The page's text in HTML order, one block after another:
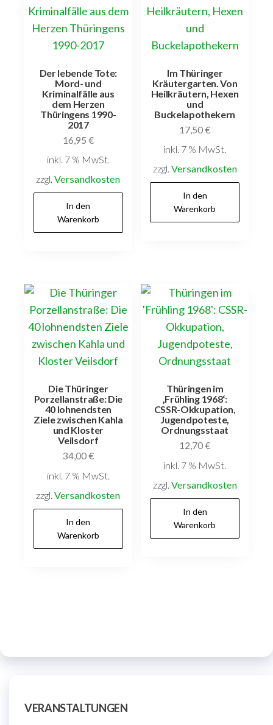
Der lebende Tote:
Mord- und
Kriminalfälle aus
dem Herzen
Thüringens 1990-
2017
16,95 €
inkl. 7 % MwSt.
zzgl.Versandkosten
In den
Warenkorb
Im Thüringer
Kräutergarten. Von
Heilkräutern, Hexen
und
Buckelapothekern
17,50€
inkl. 7 % MwSt.
zzgl. Versandkosten
In den
Warenkorb
Die Thüringer
Porzellanstraße: Die
40 lohnendsten
Ziele zwischen Kahla
und Kloster
Veilsdorf
34,00€
inkl. 7 % MwSt.
zzgl.Versandkosten
In den
Warenkorb
Thüringen im
‚Frühling 1968‘:
CSSR-Okkupation,
Jugendpoteste,
Ordnungsstaat
12,70€
inkl. 7 % MwSt.
zzgl. Versandkosten
In den
Warenkorb
VERANSTALTUNGEN